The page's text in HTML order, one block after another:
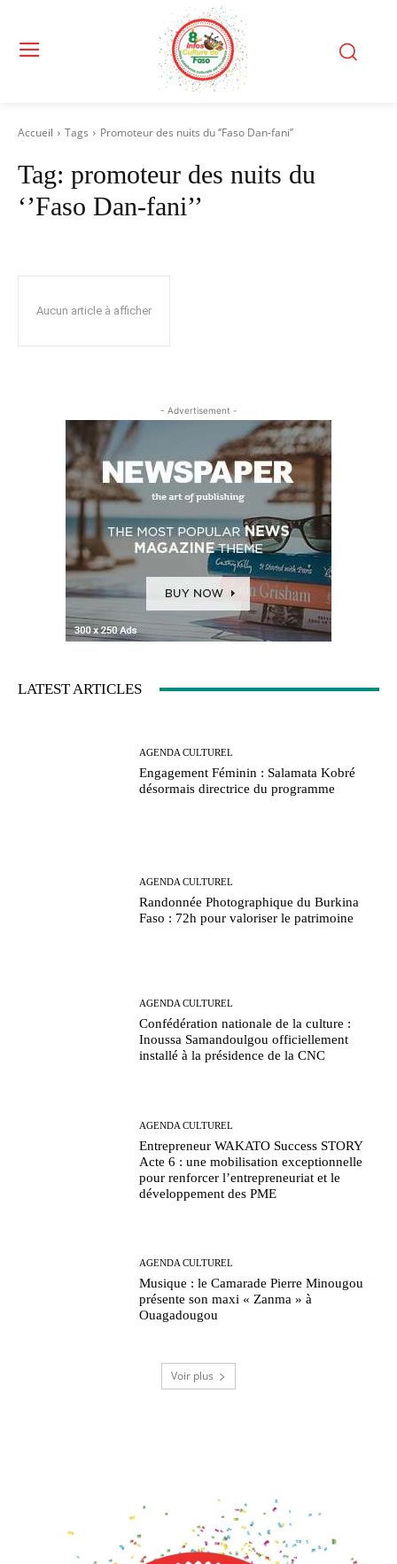
Accueil Tags Promoteur des nuits du ‘’Faso Dan-fani’’
Tag: promoteur des nuits du
‘’Faso Dan-fani’’
Aucun article à afficher
- Advertisement -
LATEST ARTICLES
AGENDA CULTUREL
Engagement Féminin : Salamata Kobré
désormais directrice du programme
AGENDA CULTUREL
Randonnée Photographique du Burkina
Faso : 72h pour valoriser le patrimoine
AGENDA CULTUREL
Confédération nationale de la culture :
Inoussa Samandoulgou officiellement
installé à la présidence de la CNC
AGENDA CULTUREL
Entrepreneur WAKATO Success STORY
Acte 6 : une mobilisation exceptionnelle
pour renforcer l’entrepreneuriat et le
développement des PME
AGENDA CULTUREL
Musique : le Camarade Pierre Minougou
présente son maxi « Zanma » à
Ouagadougou
Voir plus